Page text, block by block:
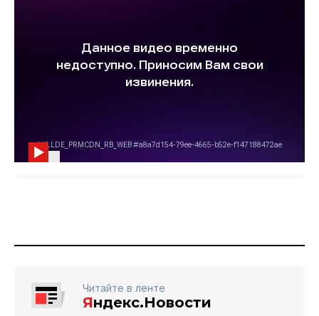
Читайте в ленте
Яндекс.Новости